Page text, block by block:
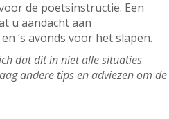
de poetsinstructie. Een
u aandacht aan
‘s avonds voor het slapen.
dat dit in niet alle situaties
andere tips en adviezen om de